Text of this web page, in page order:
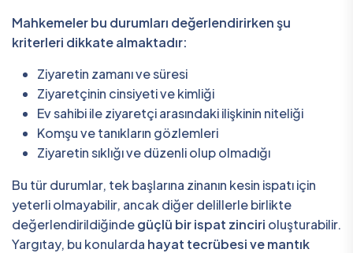
Mahkemeler bu durumları değerlendirirken şu
kriterleri dikkate almaktadır:
Ziyaretin zamanı ve süresi
Ziyaretçinin cinsiyeti ve kimliği
Ev sahibi ile ziyaretçi arasındaki ilişkinin niteliği
Komşu ve tanıkların gözlemleri
Ziyaretin sıklığı ve düzenli olup olmadığı
Bu tür durumlar, tek başlarına zinanın kesin ispatı için
yeterli olmayabilir, ancak diğer delillerle birlikte
değerlendirildiğindegüçlü bir ispat zinciri oluşturabilir.
Yargıtay, bu konularda hayat tecrübesi ve mantık